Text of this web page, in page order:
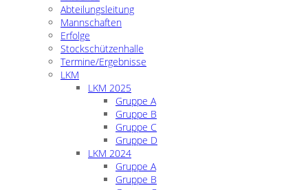
Abteilungsleitung
Mannschaften
Erfolge
Stockschützenhalle
Termine/Ergebnisse
LKM
LKM 2025
Gruppe A
Gruppe B
Gruppe C
Gruppe D
LKM 2024
Gruppe A
Gruppe B